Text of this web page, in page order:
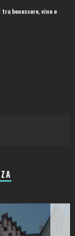
benessere, vino e